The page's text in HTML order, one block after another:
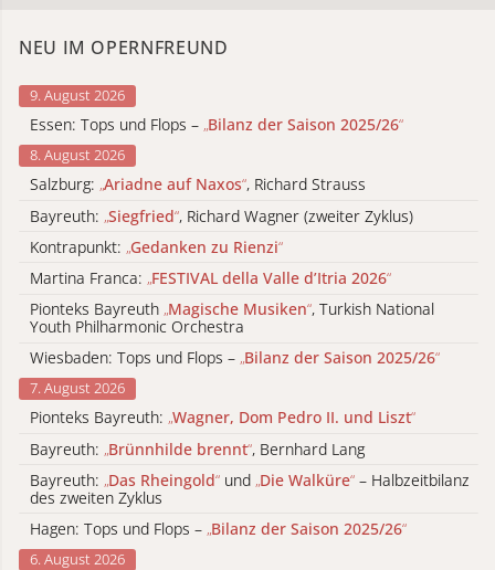
NEU IM OPERNFREUND
9. August 2026
Essen: Tops und Flops – „Bilanz der Saison 2025/26“
8. August 2026
Salzburg: „Ariadne auf Naxos“, Richard Strauss
Bayreuth: „Siegfried“, Richard Wagner (zweiter Zyklus)
Kontrapunkt: „Gedanken zu Rienzi“
Martina Franca: „FESTIVAL della Valle d’Itria 2026“
Pionteks Bayreuth „Magische Musiken“, Turkish National
Youth Philharmonic Orchestra
Wiesbaden: Tops und Flops – „Bilanz der Saison 2025/26“
7. August 2026
Pionteks Bayreuth: „Wagner, Dom Pedro II. und Liszt“
Bayreuth: „Brünnhilde brennt“, Bernhard Lang
Bayreuth: „Das Rheingold“ und „Die Walküre“ – Halbzeitbilanz
des zweiten Zyklus
Hagen: Tops und Flops – „Bilanz der Saison 2025/26“
6. August 2026